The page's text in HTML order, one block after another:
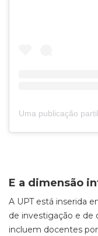
E a dimensão
A UPT está inserida
de investigação e de
incluem docentes